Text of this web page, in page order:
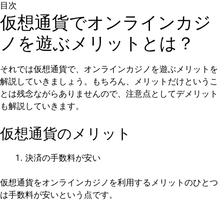
目次
仮想通貨でオンラインカジ
ノを遊ぶメリットとは？
それでは仮想通貨で、オンラインカジノを遊ぶメリットを
解説していきましょう。もちろん、メリットだけというこ
とは残念ながらありませんので、注意点としてデメリット
も解説していきます。
仮想通貨のメリット
決済の手数料が安い
仮想通貨をオンラインカジノを利用するメリットのひとつ
は手数料が安いという点です。